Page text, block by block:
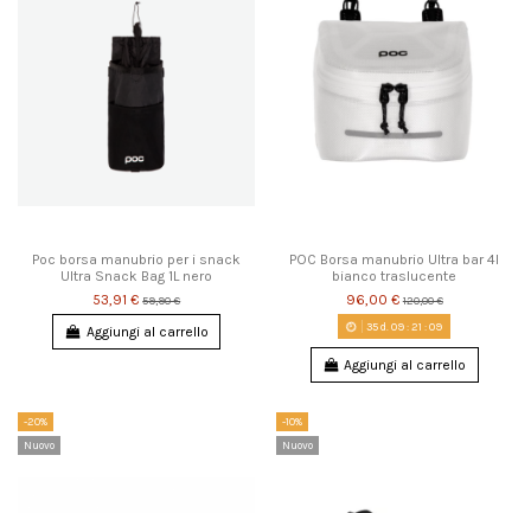
Poc borsa manubrio per i snack
Ultra Snack Bag 1L nero
53,91 € 59,90 €
Aggiungi al carrello
POC Borsa manubrio Ultra bar 4l
bianco traslucente
96,00 € 120,00 €
35d. 09:21 :08
Aggiungi al carrello
-20%
Nuovo
-10%
Nuovo